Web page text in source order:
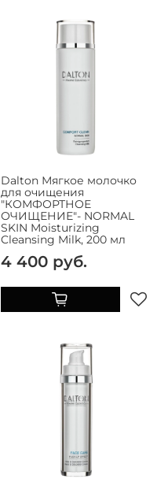
Dalton Мягкое молочко
для очищения
"КОМФОРТНОЕ
ОЧИЩЕНИЕ"- NORMAL
SKIN Moisturizing
Cleansing Milk, 200 мл
4 400 руб.